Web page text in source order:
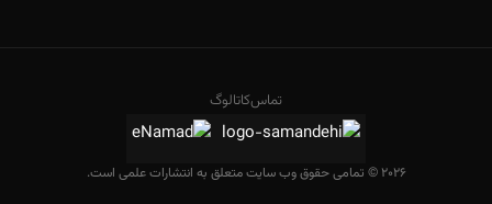
تماسکاتالوگ
2026 © تمامی حقوق وب سایت متعلق به انتشارات علمی است.